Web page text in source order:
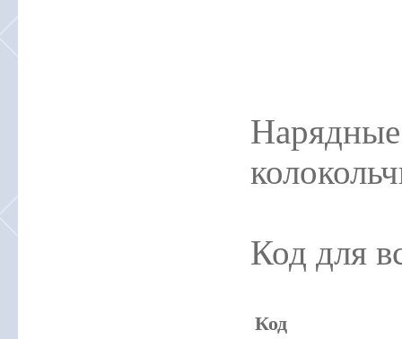
Код для
Код